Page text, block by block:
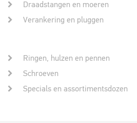
Draadstangen en moeren
Verankering en pluggen
Ringen, hulzen en pennen
Schroeven
Specials en assortimentsdozen